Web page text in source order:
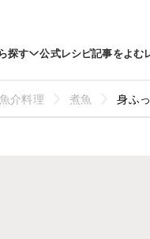
探す 公式レシピ記事をよむ
魚介料理 煮魚 身ふ